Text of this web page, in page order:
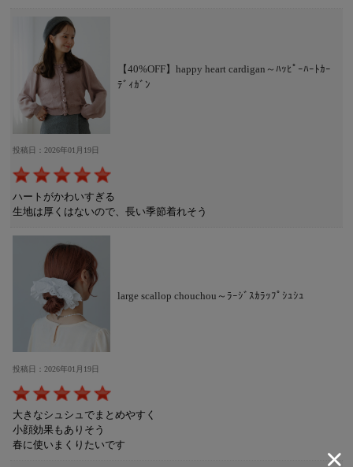
【40%OFF】happy heart cardigan～ﾊｯﾋﾟｰﾊｰﾄｶｰ
ﾃﾞｨｶﾞﾝ
投稿日：2026年01月19日
ハートがかわいすぎる
生地は厚くはないので、長い季節着れそう
large scallop chouchou～ﾗｰｼﾞｽｶﾗｯﾌﾟｼｭｼｭ
投稿日：2026年01月19日
大きなシュシュでまとめやすく
小顔効果もありそう
春に使いまくりたいです